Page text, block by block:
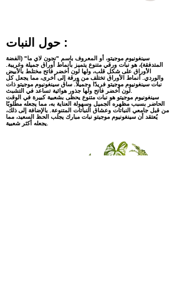
حول النبات :
سينغونيوم موجيتو، أو المعروف باسم "نجون لاي ما" (الفضة
المتدفقة)، هو نبات ورقي متنوع يتميز بأنماط أوراق جميلة وغريبة.
الأوراق على شكل قلب، ولها لون أخضر فاتح مختلط بالأبيض
والوردي. أنماط الأوراق تختلف من ورقة إلى أخرى، مما يجعل كل
نبات سينغونيوم موجيتو فريدًا وجميلًا. ساق سينغونيوم موجيتو ذات
لون أخضر فاتح ولها جذور هوائية تساعد في التشبث.
سينغونيوم موجيتو هو نبات متنوع يحظى بشعبية كبيرة في الوقت
الحاضر بسبب مظهره الجميل وسهولة العناية به، مما يجعله مطلوبًا
من قبل جامعي النباتات وعشاق النباتات المتنوعة. بالإضافة إلى ذلك،
يُعتقد أن سينغونيوم موجيتو نبات مبارك يجلب الحظ السعيد، مما
يجعله أكثر شعبية.